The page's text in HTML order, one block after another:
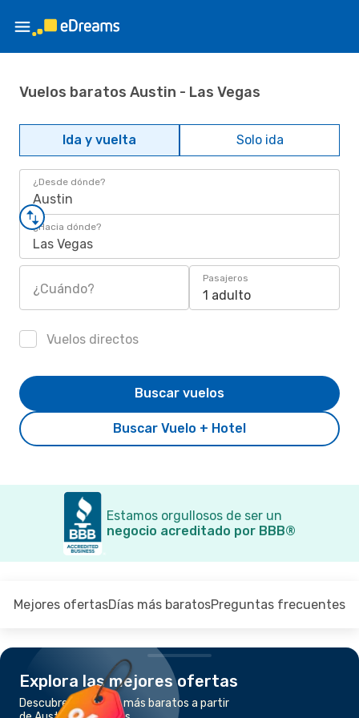
Vuelos baratos Austin - Las Vegas
Ida y vuelta Solo ida
¿Desde dónde?
Austin
¿Hacia dónde?
Las Vegas
¿Cuándo?
Pasajeros
1 adulto
Vuelos directos
Buscar Vuelo + Hotel
Buscar vuelos
Estamos orgullosos de ser un
negocio acreditado por BBB®
Mejores ofertasDías más baratosPreguntas frecuentes
Explora las mejores ofertas
Descubre los vuelos más baratos a partir